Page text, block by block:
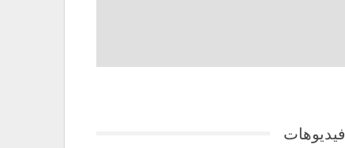
فيديوهات